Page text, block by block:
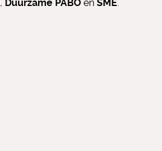
, Duurzame PABO en SME.